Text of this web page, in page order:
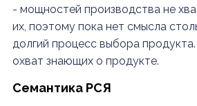
- мощностей производства не
их, поэтому пока нет смысла
долгий процесс выбора
охват знающих о продукте.
Семантика РСЯ